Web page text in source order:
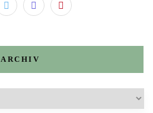
ARCHIV